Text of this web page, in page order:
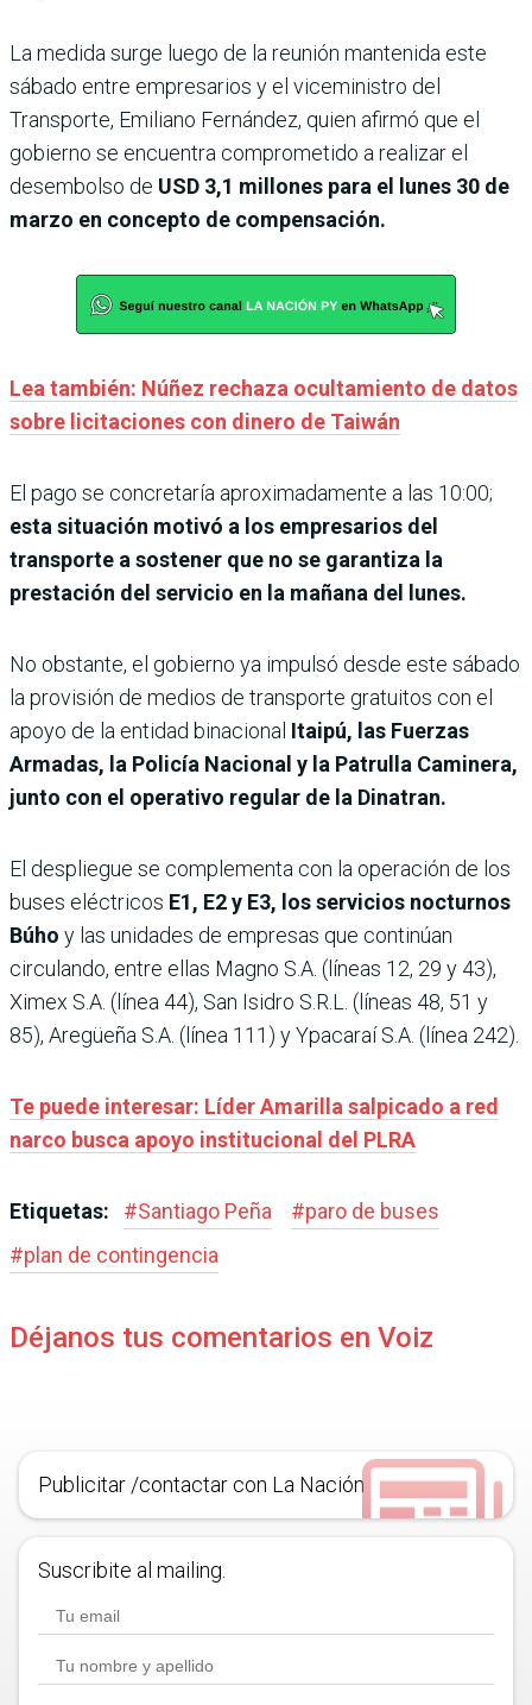
La medida surge luego de la reunión mantenida este
sábado entre empresarios y el viceministro del
Transporte, Emiliano Fernández, quien afirmó que el
gobierno se encuentra comprometido a realizar el
desembolso de USD 3,1 millones para el lunes 30 de
marzo en concepto de compensación.
Lea también: Núñez rechaza ocultamiento de datos
sobre licitaciones con dinero de Taiwán
El pago se concretaría aproximadamente a las 10:00;
esta situación motivó a los empresarios del
transporte a sostener que no se garantiza la
prestación del servicio en la mañana del lunes.
No obstante, el gobierno ya impulsó desde este sábado
la provisión de medios de transporte gratuitos con el
apoyo de la entidad binacional Itaipú, las Fuerzas
Armadas, la Policía Nacional y la Patrulla Caminera,
junto con el operativo regular de la Dinatran.
El despliegue se complementa con la operación de los
buses eléctricos E1, E2 y E3, los servicios nocturnos
Búho y las unidades de empresas que continúan
circulando, entre ellas Magno S.A. (líneas 12, 29 y 43),
Ximex S.A. (línea 44), San Isidro S.R.L. (líneas 48, 51 y
85), Aregüeña S.A. (línea 111) y Ypacaraí S.A. (línea 242).
Te puede interesar: Líder Amarilla salpicado a red
narco busca apoyo institucional del PLRA
Etiquetas: #Santiago Peña #paro de buses
#plan de contingencia
Déjanos tus comentarios en Voiz
Publicitar /contactar con La Nación
Suscribite al mailing.